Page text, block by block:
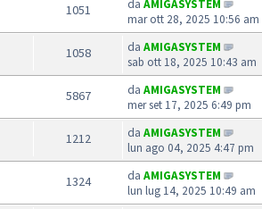
1051 da AMIGASYSTEM
mar ott 28, 2025 10:56 am
1058 da AMIGASYSTEM
sab ott 18, 2025 10:43 am
5867 da AMIGASYSTEM
mer set 17, 2025 6:49 pm
1212 da AMIGASYSTEM
lun ago 04, 2025 4:47 pm
1324 da AMIGASYSTEM
lun lug 14, 2025 10:49 am